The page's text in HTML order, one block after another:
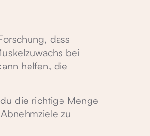
dass
bei
helfen, die
die richtige Menge
zu